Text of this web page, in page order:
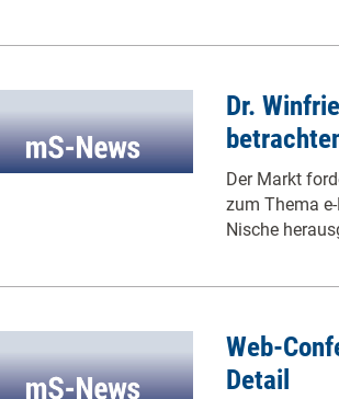
Dr.
Der Markt
zum Thema
Nische
Web-
Detail